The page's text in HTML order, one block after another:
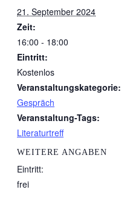
21. September 2024
Zeit:
16:00 - 18:00
Eintritt:
Kostenlos
Veranstaltungskategorie:
Gespräch
Veranstaltung-Tags:
Literaturtreff
WEITERE ANGABEN
Eintritt:
frei